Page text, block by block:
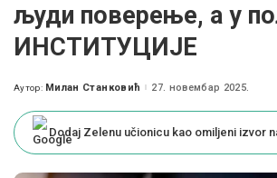
људи поверење, а у
ИНСТИТУЦИЈЕ
Posted
Аутор: Милан Станковић 27. новембар 2025.
Dodaj Zelenu učionicu kao omiljeni izvor